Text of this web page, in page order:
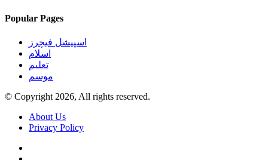
Popular Pages
اسپیشل فیچرز
اسلام
تعلیم
موسم
© Copyright 2026, All rights reserved.
About Us
Privacy Policy